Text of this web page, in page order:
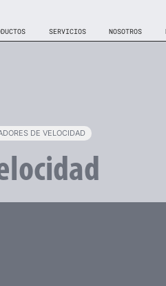
SERVICIOS NOSOTROS
DE VELOCIDAD